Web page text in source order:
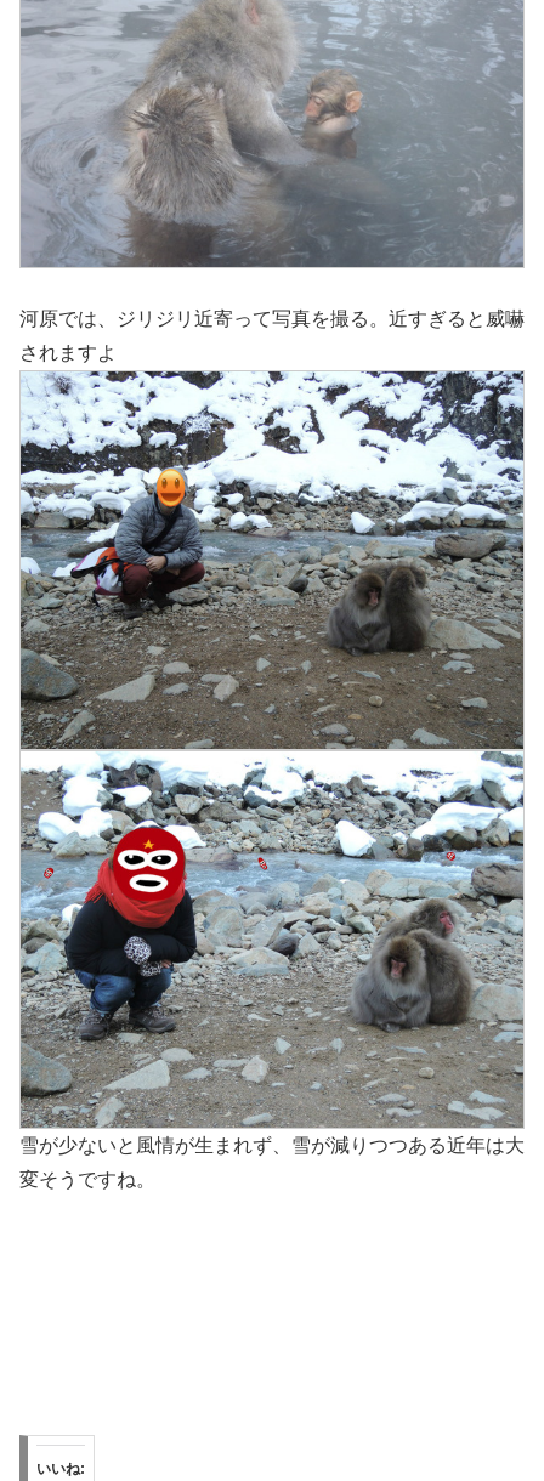
河原では、ジリジリ近寄って写真を撮る。近すぎると威嚇
されますよ
雪が少ないと風情が生まれず、雪が減りつつある近年は大
変そうですね。
いいね: